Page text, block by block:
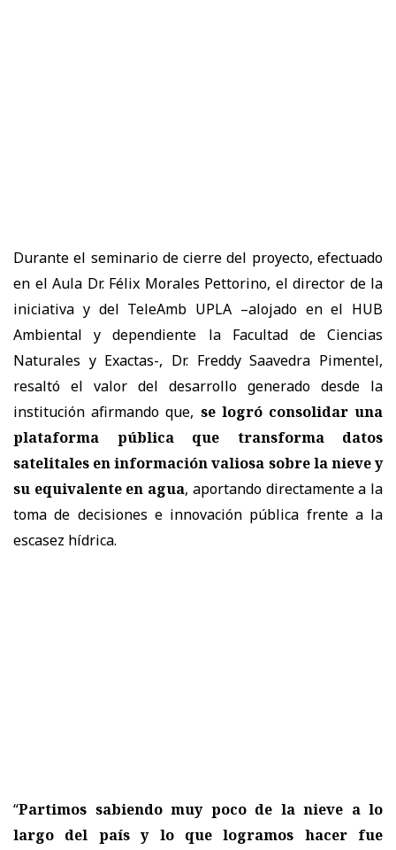
Durante el seminario de cierre del proyecto, efectuado
en el Aula Dr. Félix Morales Pettorino, el director de la
iniciativa y del TeleAmb UPLA –alojado en el HUB
Ambiental y dependiente la Facultad de Ciencias
Naturales y Exactas-, Dr. Freddy Saavedra Pimentel,
resaltó el valor del desarrollo generado desde la
institución afirmando que, se logró consolidar una
plataforma pública que transforma datos
satelitales en información valiosa sobre la nieve y
su equivalente en agua, aportando directamente a la
toma de decisiones e innovación pública frente a la
escasez hídrica.
“Partimos sabiendo muy poco de la nieve a lo
largo del país y lo que logramos hacer fue